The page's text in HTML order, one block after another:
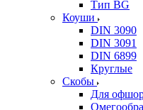
Тип BG
Коуши
DIN 3090
DIN 3091
DIN 6899
Круглые
Скобы
Для